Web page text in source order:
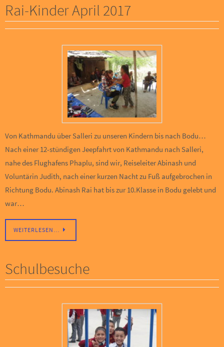
Rai-Kinder April 2017
Von Kathmandu über Salleri zu unseren Kindern bis nach Bodu…
Nach einer 12-stündigen Jeepfahrt von Kathmandu nach Salleri,
nahe des Flughafens Phaplu, sind wir, Reiseleiter Abinash und
Voluntärin Judith, nach einer kurzen Nacht zu Fuß aufgebrochen in
Richtung Bodu. Abinash Rai hat bis zur 10.Klasse in Bodu gelebt und
war…
WEITERLESEN…
Schulbesuche